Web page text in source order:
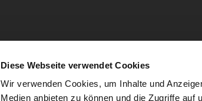
Diese Webseite verwendet Cookies
Wir verwenden Cookies, um Inhalte und
Medien anbieten zu können und die Zugriffe auf